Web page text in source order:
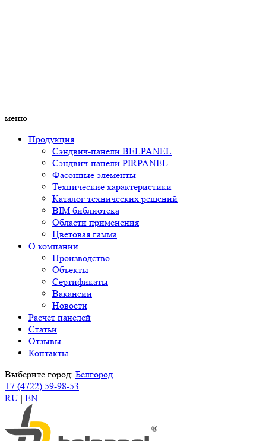
меню
Продукция
Сэндвич-панели BELPANEL
Сэндвич-панели PIRPANEL
Фасонные элементы
Технические характеристики
Каталог технических решений
BIM библиотека
Области применения
Цветовая гамма
О компании
Производство
Объекты
Сертификаты
Вакансии
Новости
Расчет панелей
Статьи
Отзывы
Контакты
Выберите город: Белгород
+7 (4722) 59-98-53
RU | EN